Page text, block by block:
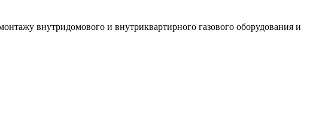
внутридомового и внутриквартирного газового оборудования и